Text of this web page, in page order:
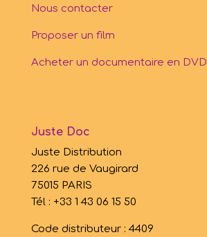
Nous contacter
Proposer un film
Acheter un documentaire en DVD
Juste Doc
Juste Distribution
226 rue de Vaugirard
75015 PARIS
Tél : +33 1 43 06 15 50
Code distributeur : 4409